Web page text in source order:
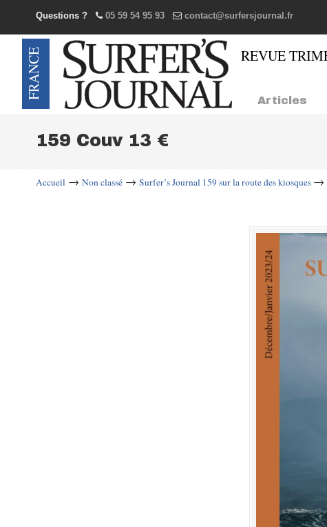
Questions ? 05 59 54 95 93 contact@surfersjournal.fr
Articles
Navigation
159 Couv 13 €
Accueil → Non classé → Surfer’s Journal 159 sur la route des kiosques →